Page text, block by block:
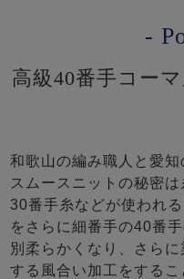
-
高級40番手コー
和歌山の編み職人と愛
スムースニットの秘密
30番手糸などが使われ
をさらに細番手の40番
別柔らかくなり、さら
する風合い加工をする